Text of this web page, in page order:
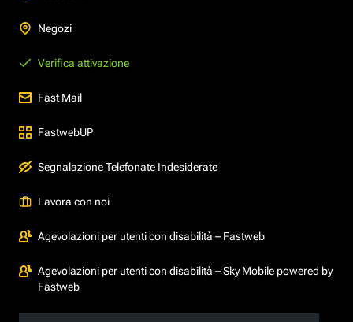
Negozi
Verifica attivazione
Fast Mail
FastwebUP
Segnalazione Telefonate Indesiderate
Lavora con noi
Agevolazioni per utenti con disabilità – Fastweb
Agevolazioni per utenti con disabilità – Sky Mobile powered by
Fastweb